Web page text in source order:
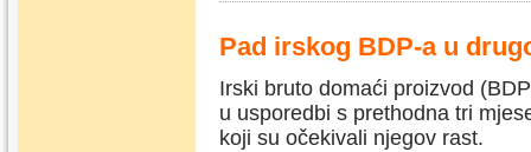
Pad irskog BDP-a u
Irski bruto domaći proizvod
u usporedbi s prethodna tri
koji su očekivali njegov rast.